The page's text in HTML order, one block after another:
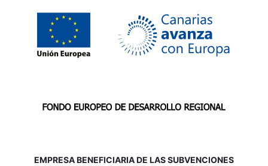
EMPRESA BENEFICIARIA DE LAS SUBVENCIONES